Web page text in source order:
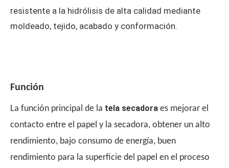
resistente a la hidrólisis de alta calidad mediante
moldeado, tejido, acabado y conformación.
Función
La función principal de la tela secadora es mejorar el
contacto entre el papel y la secadora, obtener un alto
rendimiento, bajo consumo de energía, buen
rendimiento para la superficie del papel en el proceso